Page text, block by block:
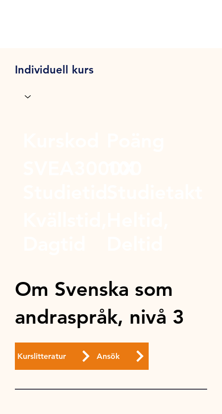
Individuell kurs
Om Svenska som
andraspråk, nivå 3
Kurslitteratur Ansök